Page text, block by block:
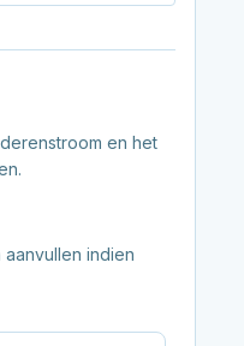
en het
indien